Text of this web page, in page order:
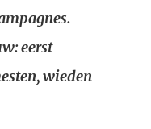
eerst
wieden